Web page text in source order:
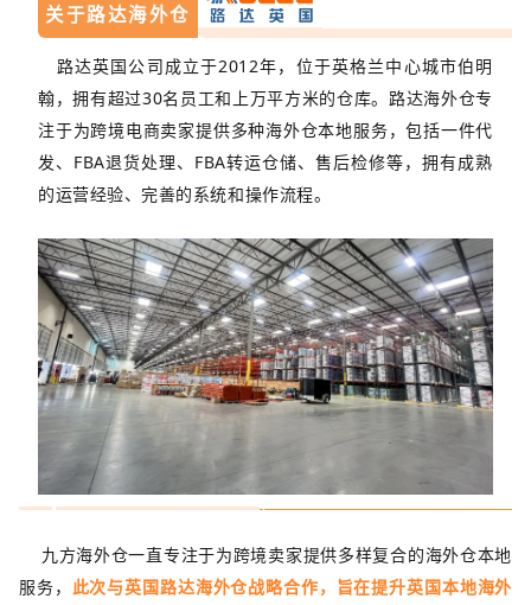
关于路达海外仓
路达英国公司成立于2012年，位于英格兰中心城市伯明
翰，拥有超过30名员工和上万平方米的仓库。路达海外仓专
注于为跨境电商卖家提供多种海外仓本地服务，包括一件代
发、FBA退货处理、FBA转运仓储、售后检修等，拥有成熟
的运营经验、完善的系统和操作流程。
九方海外仓一直专注于为跨境卖家提供多样复合的海外仓本地
服务， 此次与英国路达海外仓战略合作，旨在提升英国本地海外